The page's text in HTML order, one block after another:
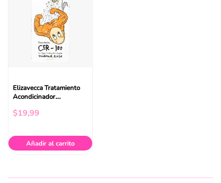
Elizavecca Tratamiento
Acondicinador
A+ 500ml
$19,99
Añadir al carrito